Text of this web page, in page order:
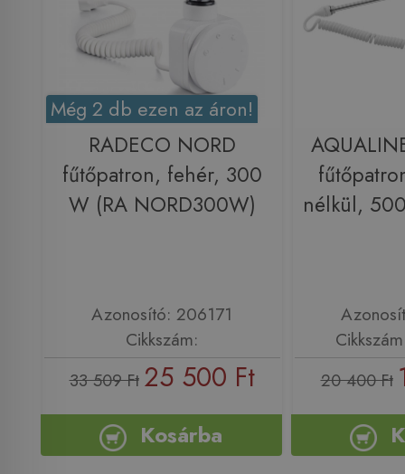
Még 2 db ezen az áron!
RADECO NORD
fűtőpatron, fehér, 300
W (RA NORD300W)
Azonosító: 206171
Cikkszám:
33 509 Ft 25 500 Ft
Kosárba
nélkül,
20 400 Ft